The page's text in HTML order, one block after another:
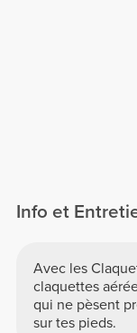
Info et
Avec les
claquettes
qui ne pèsent
sur tes pieds.